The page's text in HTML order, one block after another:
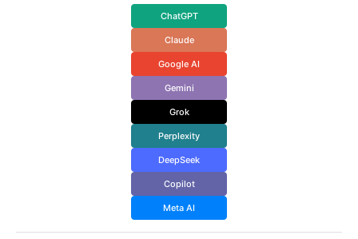
ChatGPT
Claude
Google AI
Gemini
Grok
Perplexity
DeepSeek
Copilot
Meta AI